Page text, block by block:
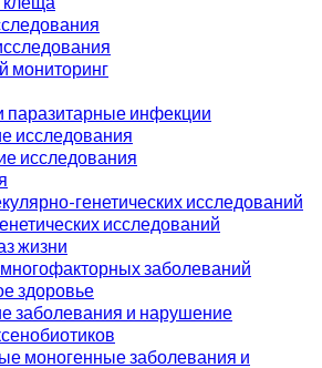
мониторинг
паразитарные инфекции
исследования
исследования
генетических исследований
исследований
жизни
заболеваний
здоровье
заболевания и нарушение
моногенные заболевания и